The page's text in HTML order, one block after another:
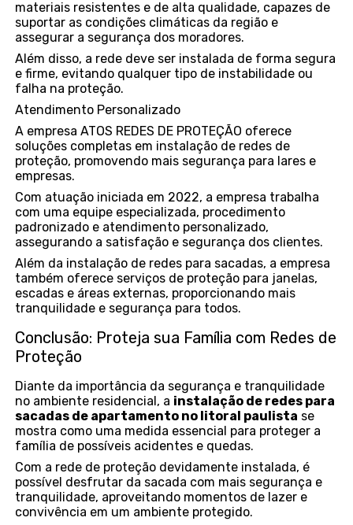
materiais resistentes e de alta qualidade, capazes de
suportar as condições climáticas da região e
assegurar a segurança dos moradores.
Além disso, a rede deve ser instalada de forma segura
e firme, evitando qualquer tipo de instabilidade ou
falha na proteção.
Atendimento Personalizado
A empresa ATOS REDES DE PROTEÇÃO oferece
soluções completas em instalação de redes de
proteção, promovendo mais segurança para lares e
empresas.
Com atuação iniciada em 2022, a empresa trabalha
com uma equipe especializada, procedimento
padronizado e atendimento personalizado,
assegurando a satisfação e segurança dos clientes.
Além da instalação de redes para sacadas, a empresa
também oferece serviços de proteção para janelas,
escadas e áreas externas, proporcionando mais
tranquilidade e segurança para todos.
Conclusão: Proteja sua Família com Redes de
Proteção
Diante da importância da segurança e tranquilidade
no ambiente residencial, a instalação de redes para
sacadas de apartamento no litoral paulista se
mostra como uma medida essencial para proteger a
família de possíveis acidentes e quedas.
Com a rede de proteção devidamente instalada, é
possível desfrutar da sacada com mais segurança e
tranquilidade, aproveitando momentos de lazer e
convivência em um ambiente protegido.